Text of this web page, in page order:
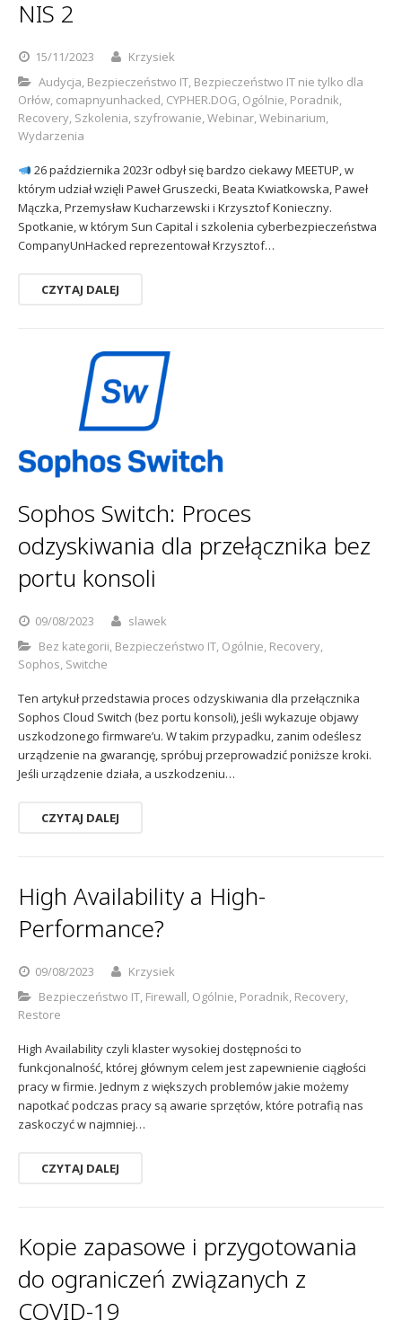
NIS 2
15/11/2023
Krzysiek
Audycja, Bezpieczeństwo IT, Bezpieczeństwo IT nie tylko dla
Orłów, comapnyunhacked, CYPHER.DOG, Ogólnie, Poradnik,
Recovery, Szkolenia, szyfrowanie,Webinar,Webinarium,
Wydarzenia
26 października 2023r odbył się bardzo ciekawy MEETUP, w
którym udział wzięli Paweł Gruszecki, Beata Kwiatkowska, Paweł
Mączka, Przemysław Kucharzewski i Krzysztof Konieczny.
Spotkanie, w którym Sun Capital i szkolenia cyberbezpieczeństwa
CompanyUnHacked reprezentował Krzysztof…
CZYTAJ DALEJ
Sophos Switch: Proces
odzyskiwania dla przełącznika bez
portu konsoli
09/08/2023
slawek
Bez kategorii, Bezpieczeństwo IT, Ogólnie, Recovery,
Sophos, Switche
Ten artykuł przedstawia proces odzyskiwania dla przełącznika
Sophos Cloud Switch (bez portu konsoli), jeśli wykazuje objawy
uszkodzonego firmware’u. W takim przypadku, zanim odeślesz
urządzenie na gwarancję, spróbuj przeprowadzić poniższe kroki.
Jeśli urządzenie działa, a uszkodzeniu…
CZYTAJ DALEJ
High Availability a High-
Performance?
09/08/2023
Krzysiek
Bezpieczeństwo IT, Firewall, Ogólnie, Poradnik, Recovery,
Restore
High Availability czyli klaster wysokiej dostępności to
funkcjonalność, której głównym celem jest zapewnienie ciągłości
pracy w firmie. Jednym z większych problemów jakie możemy
napotkać podczas pracy są awarie sprzętów, które potrafią nas
zaskoczyć w najmniej…
CZYTAJ DALEJ
Kopie zapasowe i przygotowania
do ograniczeń związanych z
COVID-19